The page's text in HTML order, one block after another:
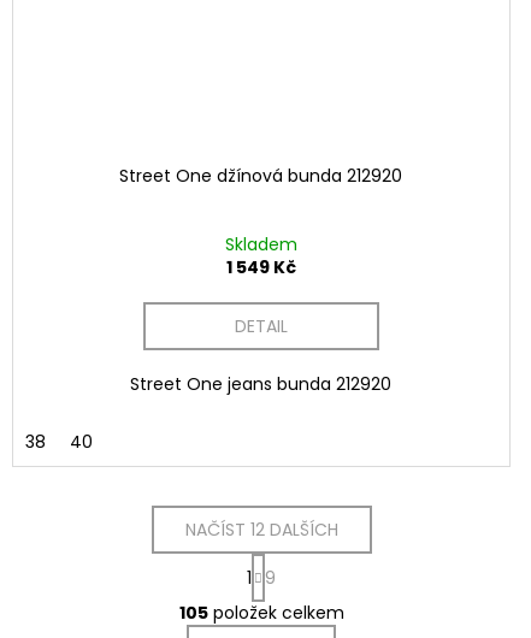
Street One džínová bunda 212920
Skladem
1 549 Kč
DETAIL
Street One jeans bunda 212920
38 40
O
v
NAČÍST 12 DALŠÍCH
S
t
r
1
9
105položek celkem